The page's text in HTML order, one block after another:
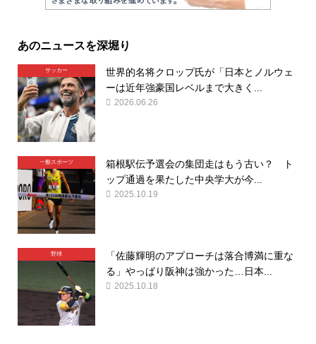
あのニュースを深堀り
サッカー
世界的名将クロップ氏が「日本とノルウェ
ーは近年強豪国レベルまで大きく...
2026.06.26
一般スポーツ
箱根駅伝予選会の集団走はもう古い？ ト
ップ通過を果たした中央学大が今...
2025.10.19
野球
「佐藤輝明のアプローチは落合博満に重な
る」やっぱり阪神は強かった…日本...
2025.10.18